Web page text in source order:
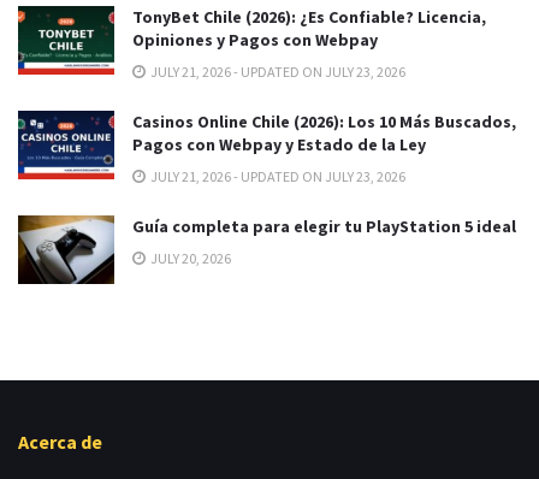
TonyBet Chile (2026): ¿Es Confiable? Licencia,
Opiniones y Pagos con Webpay
JULY 21, 2026 - UPDATED ON JULY 23, 2026
Casinos Online Chile (2026): Los 10 Más Buscados,
Pagos con Webpay y Estado de la Ley
JULY 21, 2026 - UPDATED ON JULY 23, 2026
Guía completa para elegir tu PlayStation 5 ideal
JULY 20, 2026
Acerca de